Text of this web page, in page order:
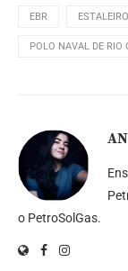
EBR ESTALEIRO
POLO NAVAL DE RIO
o PetroSolGas.